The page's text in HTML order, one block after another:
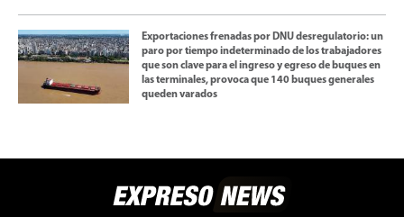
Exportaciones frenadas por DNU desregulatorio: un
paro por tiempo indeterminado de los trabajadores
que son clave para el ingreso y egreso de buques en
las terminales, provoca que 140 buques generales
queden varados